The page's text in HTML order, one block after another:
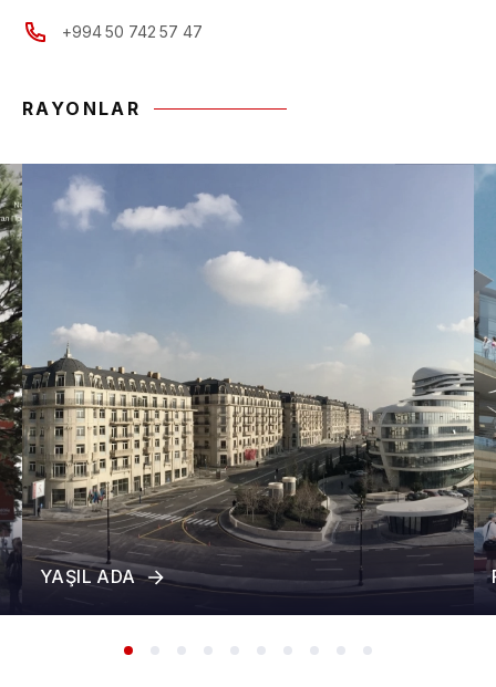
+994 50 742 57 47
RAYONLAR
YAŞIL ADA